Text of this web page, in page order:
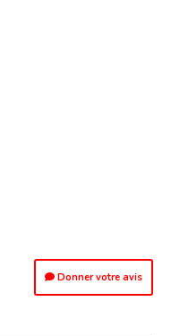
Donner votre avis